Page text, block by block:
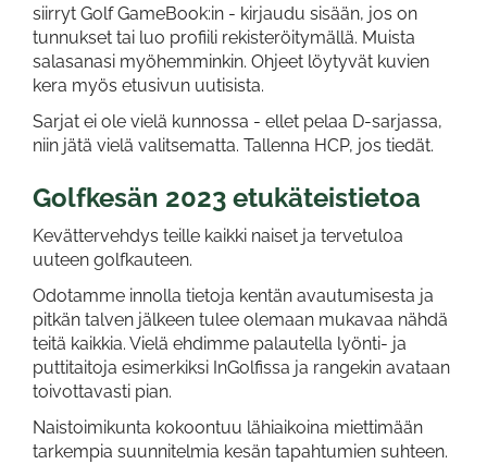
siirryt Golf GameBook:in - kirjaudu sisään, jos on
tunnukset tai luo profiili rekisteröitymällä. Muista
salasanasi myöhemminkin. Ohjeet löytyvät kuvien
kera myös etusivun uutisista.
Sarjat ei ole vielä kunnossa - ellet pelaa D-sarjassa,
niin jätä vielä valitsematta. Tallenna HCP, jos tiedät.
Golfkesän 2023 etukäteistietoa
Kevättervehdys teille kaikki naiset ja tervetuloa
uuteen golfkauteen.
Odotamme innolla tietoja kentän avautumisesta ja
pitkän talven jälkeen tulee olemaan mukavaa nähdä
teitä kaikkia. Vielä ehdimme palautella lyönti- ja
puttitaitoja esimerkiksi InGolfissa ja rangekin avataan
toivottavasti pian.
Naistoimikunta kokoontuu lähiaikoina miettimään
tarkempia suunnitelmia kesän tapahtumien suhteen.